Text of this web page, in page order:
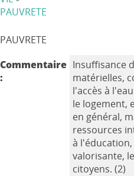
PAUVRETE
PAUVRETE
Commentaire
:
Insuffisance
matérielles,
l'accès à
le logement,
en général,
ressources
à
valorisante,
citoyens. (2)